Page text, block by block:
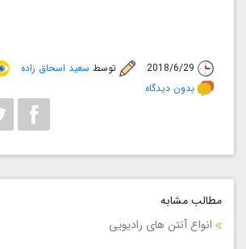
2018/6/29 توسطسعید اسحاق زاده
بدون دیدگاه
مطالب مشابه
انواع آنتن های رادیویی